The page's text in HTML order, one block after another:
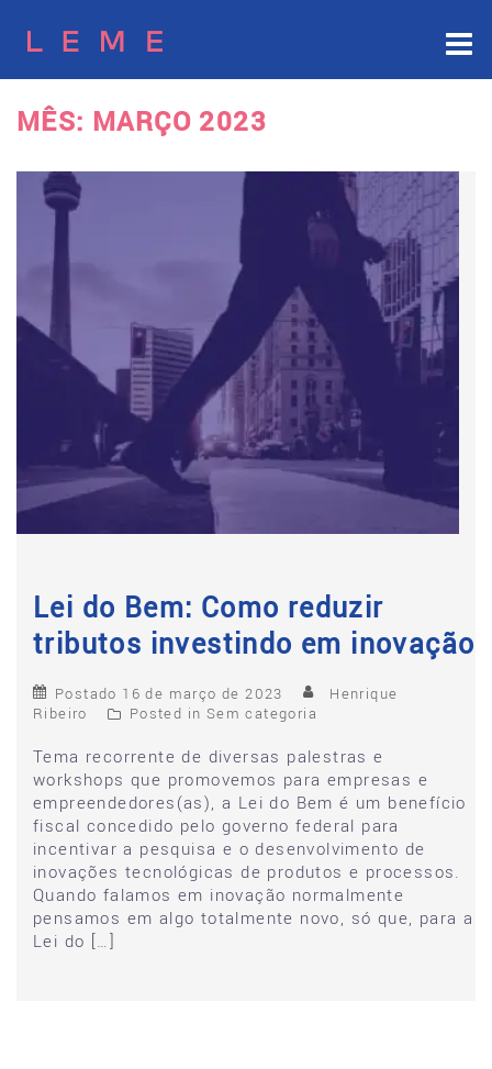
content
MÊS: MARÇO 2023
Lei do Bem: Como reduzir
tributos investindo em inovação
Postado 16 de março de 2023
Henrique
Ribeiro
Posted in Sem categoria
Tema recorrente de diversas palestras e
workshops que promovemos para empresas e
empreendedores(as), a Lei do Bem é um benefício
fiscal concedido pelo governo federal para
incentivar a pesquisa e o desenvolvimento de
inovações tecnológicas de produtos e processos.
Quando falamos em inovação normalmente
pensamos em algo totalmente novo, só que, para a
Lei do […]